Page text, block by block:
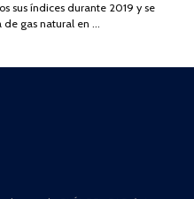
2025
sus índices durante 2019 y se
de gas natural en …